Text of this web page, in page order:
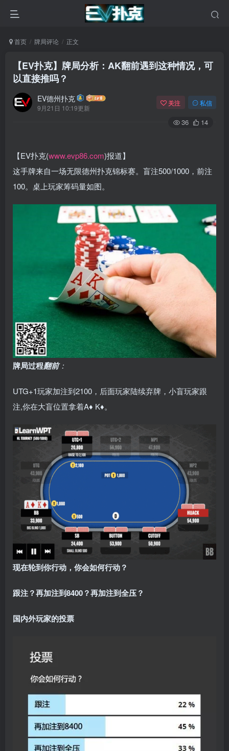
首页 牌局评论 正文
【EV扑克】牌局分析：AK翻前遇到这种情况，可
以直接推吗？
EV德州扑克
9月21日 10:19更新
关注 私信
36 14
【EV扑克(www.evp86.com)报道】
这手牌来自一场无限德州扑克锦标赛。盲注500/1000，前注
100。桌上玩家筹码量如图。
牌局过程翻前：
UTG+1玩家加注到2100，后面玩家陆续弃牌，小盲玩家跟
注,你在大盲位置拿着A♦ K♦。
现在轮到你行动，你会如何行动？
跟注？再加注到8400？再加注到全压？
国内外玩家的投票